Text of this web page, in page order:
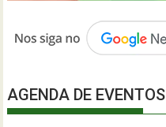
AGENDA DE EVENTOS